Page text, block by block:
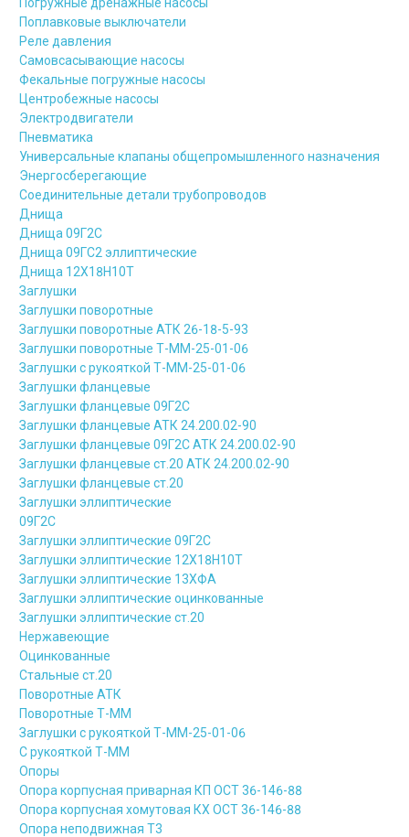
Поплавковые выключатели
Реле давления
Самовсасывающие насосы
Фекальные погружные насосы
Центробежные насосы
Электродвигатели
Пневматика
Универсальные клапаны общепромышленного назначения
Энергосберегающие
Соединительные детали трубопроводов
Днища
Днища 09Г2С
Днища 09ГС2 эллиптические
Днища 12Х18Н10Т
Заглушки
Заглушки поворотные
Заглушки поворотные АТК 26-18-5-93
Заглушки поворотные Т-ММ-25-01-06
Заглушки с рукояткой Т-ММ-25-01-06
Заглушки фланцевые
Заглушки фланцевые 09Г2С
Заглушки фланцевые АТК 24.200.02-90
Заглушки фланцевые 09Г2С АТК 24.200.02-90
Заглушки фланцевые ст.20 АТК 24.200.02-90
Заглушки фланцевые ст.20
Заглушки эллиптические
09Г2С
Заглушки эллиптические 09Г2С
Заглушки эллиптические 12Х18Н10Т
Заглушки эллиптические 13ХФА
Заглушки эллиптические оцинкованные
Заглушки эллиптические ст.20
Нержавеющие
Оцинкованные
Стальные ст.20
Поворотные АТК
Поворотные Т-ММ
Заглушки с рукояткой Т-ММ-25-01-06
С рукояткой Т-ММ
Опоры
Опора корпусная приварная КП ОСТ 36-146-88
Опора корпусная хомутовая КХ ОСТ 36-146-88
Опора неподвижная Т3